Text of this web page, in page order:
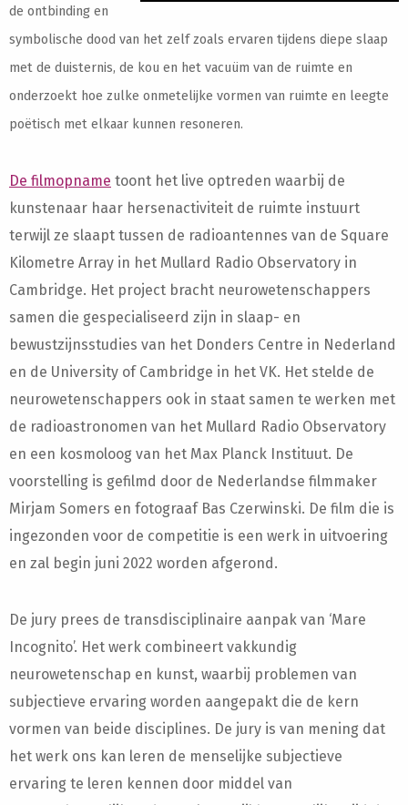
de ontbinding en
symbolische dood van het zelf zoals ervaren tijdens diepe slaap
met de duisternis, de kou en het vacuüm van de ruimte en
onderzoekt hoe zulke onmetelijke vormen van ruimte en leegte
poëtisch met elkaar kunnen resoneren.
De filmopname toont het live optreden waarbij de
kunstenaar haar hersenactiviteit de ruimte instuurt
terwijl ze slaapt tussen de radioantennes van de Square
Kilometre Array in het Mullard Radio Observatory in
Cambridge. Het project bracht neurowetenschappers
samen die gespecialiseerd zijn in slaap- en
bewustzijnsstudies van het Donders Centre in Nederland
en de University of Cambridge in het VK. Het stelde de
neurowetenschappers ook in staat samen te werken met
de radioastronomen van het Mullard Radio Observatory
en een kosmoloog van het Max Planck Instituut. De
voorstelling is gefilmd door de Nederlandse filmmaker
Mirjam Somers en fotograaf Bas Czerwinski. De film die is
ingezonden voor de competitie is een werk in uitvoering
en zal begin juni 2022 worden afgerond.
De jury prees de transdisciplinaire aanpak van ‘Mare
Incognito’. Het werk combineert vakkundig
neurowetenschap en kunst, waarbij problemen van
subjectieve ervaring worden aangepakt die de kern
vormen van beide disciplines. De jury is van mening dat
het werk ons ​​kan leren de menselijke subjectieve
ervaring te leren kennen door middel van